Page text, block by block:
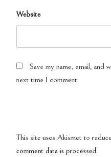
Website
Save my name, email, and
next time I comment.
This site uses Akismet to
comment data is processed.